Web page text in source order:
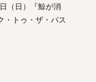
（日）『鯨が消
・トゥ・ザ・パス